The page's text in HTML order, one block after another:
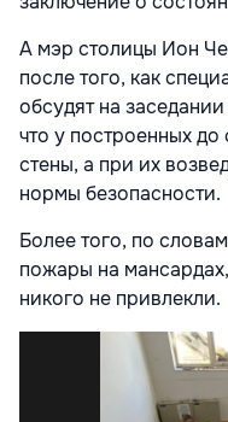
А мэр столицы Ион
после того, как
обсудят на
что у построенных
стены, а при их
нормы безопасности.
Более того, по
пожары на мансардах,
никого не привлекли.